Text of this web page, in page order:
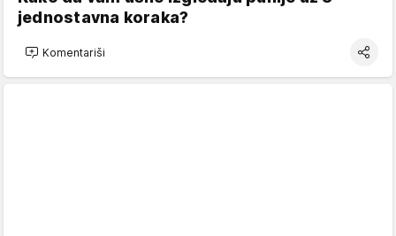
jednostavna koraka?
Komentariši